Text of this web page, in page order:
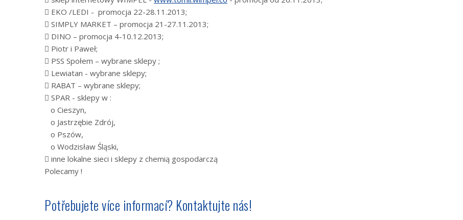
 EKO /LEDI - promocja 22-28.11.2013;
 SIMPLY MARKET – promocja 21-27.11.2013;
 DINO – promocja 4-10.12.2013;
 Piotr i Paweł;
 PSS Społem – wybrane sklepy ;
 Lewiatan - wybrane sklepy;
 RABAT – wybrane sklepy;
 SPAR - sklepy w :
o Cieszyn,
o Jastrzębie Zdrój,
o Pszów,
o Wodzisław Śląski,
 inne lokalne sieci i sklepy z chemią gospodarczą
Polecamy !
Potřebujete více informací? Kontaktujte nás!